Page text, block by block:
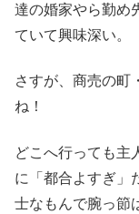
達の婚家やら勤め
ていて興味深い。
さすが、商売の町
ね！
どこへ行っても主
に「都合よすぎ」
士なもんで腕っ節